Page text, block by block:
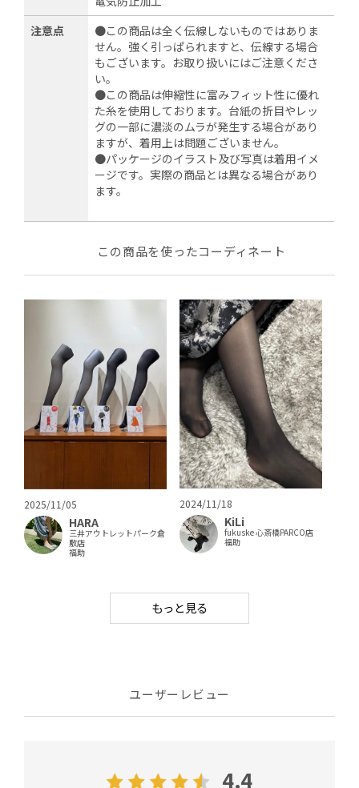
注意点
●この商品は全く伝線しないものではありま
せん。強く引っぱられますと、伝線する場合
もございます。お取り扱いにはご注意くださ
い。
●この商品は伸縮性に富みフィット性に優れ
た糸を使用しております。台紙の折目やレッ
グの一部に濃淡のムラが発生する場合があり
ますが、着用上は問題ございません。
●パッケージのイラスト及び写真は着用イメ
ージです。実際の商品とは異なる場合があり
ます。
この商品を使ったコーディネート
2025/11/05
HARA
三井アウトレットパーク倉
敷店
福助
2024/11/18
KiLi
fukuske 心斎橋PARCO店
福助
もっと見る
ユーザーレビュー
4.4